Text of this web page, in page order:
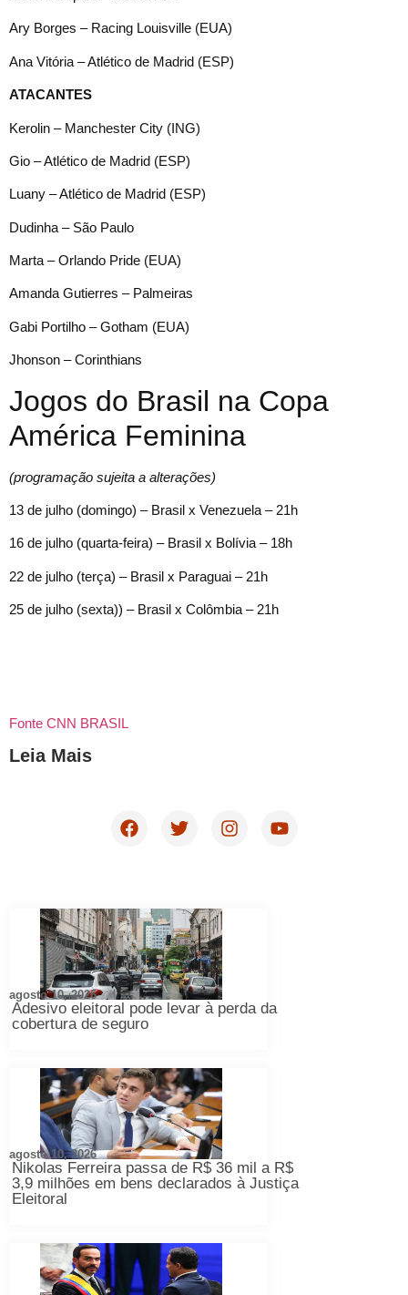
Ary Borges – Racing Louisville (EUA)
Ana Vitória – Atlético de Madrid (ESP)
ATACANTES
Kerolin – Manchester City (ING)
Gio – Atlético de Madrid (ESP)
Luany – Atlético de Madrid (ESP)
Dudinha – São Paulo
Marta – Orlando Pride (EUA)
Amanda Gutierres – Palmeiras
Gabi Portilho – Gotham (EUA)
Jhonson – Corinthians
Jogos do Brasil na Copa
América Feminina
(programação sujeita a alterações)
13 de julho (domingo) – Brasil x Venezuela – 21h
16 de julho (quarta-feira) – Brasil x Bolívia – 18h
22 de julho (terça) – Brasil x Paraguai – 21h
25 de julho (sexta)) – Brasil x Colômbia – 21h
Fonte CNN BRASIL
Leia Mais
Adesivo eleitoral pode levar à perda da
cobertura de seguro
agosto 10, 2026
Nikolas Ferreira passa de R$ 36 mil a R$
3,9 milhões em bens declarados à Justiça
Eleitoral
agosto 10, 2026